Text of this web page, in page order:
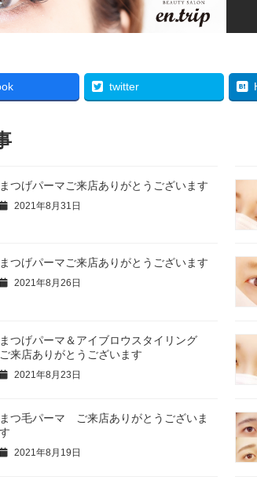
twitter
まつげパーマご来店ありがとうございます
2021年8月31日
まつげパーマご来店ありがとうございます
2021年8月26日
まつげパーマ＆アイブロウスタイリング
ご来店ありがとうございます
2021年8月23日
まつ毛パーマ ご来店ありがとうございま
す
2021年8月19日